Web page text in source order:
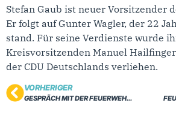
Stefan Gaub ist neuer Vorsitzender
Er folgt auf Gunter Wagler, der 22
stand. Für seine Verdienste wurde
Kreisvorsitzenden Manuel
der CDU Deutschlands verliehen.
VORHERIGER
GESPRÄCH MIT DER FEUERWEHR REUTLINGEN ÜBER DAS HAGELUNWETTER